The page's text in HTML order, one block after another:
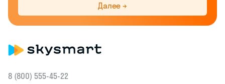
Далее →
8 (800) 555‑45-22